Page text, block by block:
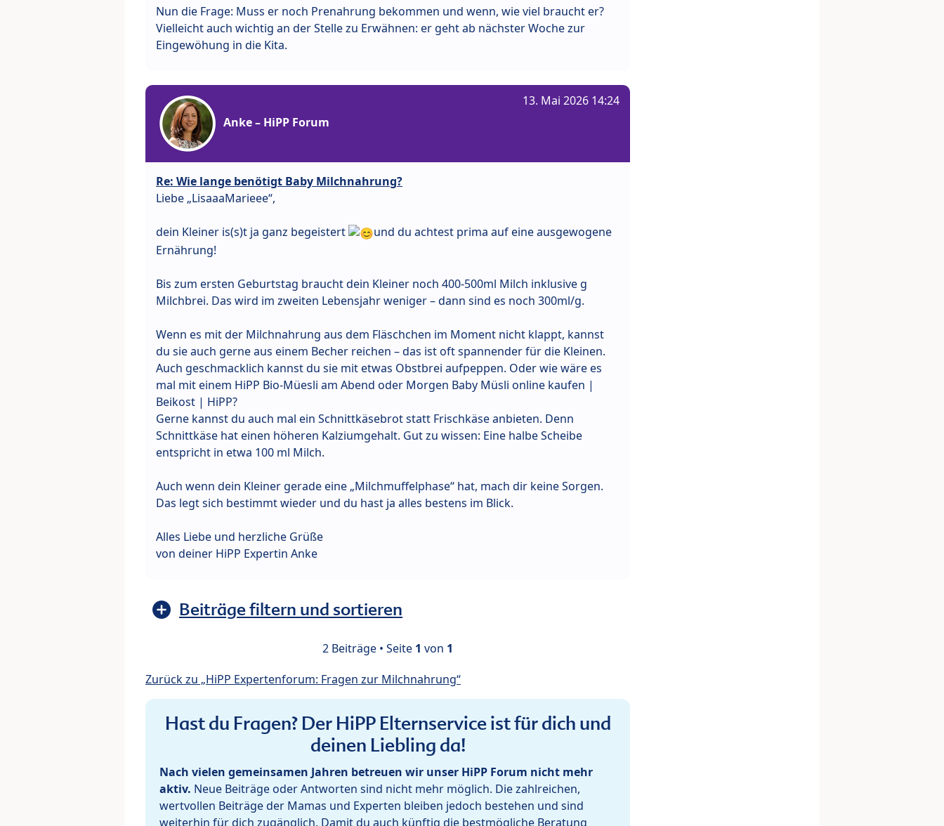
Nun die Frage: Muss er noch Prenahrung bekommen und wenn, wie viel braucht er?
Vielleicht auch wichtig an der Stelle zu Erwähnen: er geht ab nächster Woche zur
Eingewöhung in die Kita.
Anke – HiPP Forum
13. Mai 2026 14:24
Re: Wie lange benötigt Baby Milchnahrung?
Liebe „LisaaaMarieee“,
dein Kleiner is(s)t ja ganz begeistert
und du achtest prima auf eine ausgewogene
Ernährung!
Bis zum ersten Geburtstag braucht dein Kleiner noch 400-500ml Milch inklusive g
Milchbrei. Das wird im zweiten Lebensjahr weniger – dann sind es noch 300ml/g.
Wenn es mit der Milchnahrung aus dem Fläschchen im Moment nicht klappt, kannst
du sie auch gerne aus einem Becher reichen – das ist oft spannender für die Kleinen.
Auch geschmacklich kannst du sie mit etwas Obstbrei aufpeppen. Oder wie wäre es
mal mit einem HiPP Bio-Müesli am Abend oder Morgen Baby Müsli online kaufen |
Beikost | HiPP?
Gerne kannst du auch mal ein Schnittkäsebrot statt Frischkäse anbieten. Denn
Schnittkäse hat einen höheren Kalziumgehalt. Gut zu wissen: Eine halbe Scheibe
entspricht in etwa 100 ml Milch.
Auch wenn dein Kleiner gerade eine „Milchmuffelphase“ hat, mach dir keine Sorgen.
Das legt sich bestimmt wieder und du hast ja alles bestens im Blick.
Alles Liebe und herzliche Grüße
von deiner HiPP Expertin Anke
Beiträge filtern und sortieren
2 Beiträge • Seite 1 von 1
Zurück zu „HiPP Expertenforum: Fragen zur Milchnahrung“
Hast du Fragen? Der HiPP Elternservice ist für dich und
deinen Liebling da!
Nach vielen gemeinsamen Jahren betreuen wir unser HiPP Forum nicht mehr
aktiv. Neue Beiträge oder Antworten sind nicht mehr möglich. Die zahlreichen,
wertvollen Beiträge der Mamas und Experten bleiben jedoch bestehen und sind
weiterhin für dich zugänglich. Damit du auch künftig die bestmögliche Beratung